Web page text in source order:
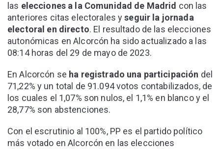
las elecciones a la Comunidad de Madrid con las
anteriores citas electorales yseguir la jornada
electoral en directo. El resultado de las elecciones
autonómicas en Alcorcón ha sido actualizado a las
08:14 horas del 29 de mayo de 2023.
En Alcorcón se ha registrado una participación del
71,22% y un total de 91.094 votos contabilizados, de
los cuales el 1,07% son nulos, el 1,1% en blanco y el
28,77% son abstenciones.
Con el escrutinio al 100%, PP es el partido político
más votado en Alcorcón en las elecciones